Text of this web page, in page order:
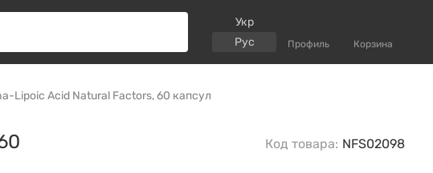
Укр
Рус
Профиль Корзина
Lipoic Acid Natural Factors, 60 капсул
Код товара: NFS02098